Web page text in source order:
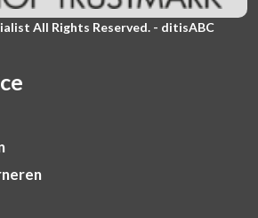
All Rights Reserved. - ditisABC